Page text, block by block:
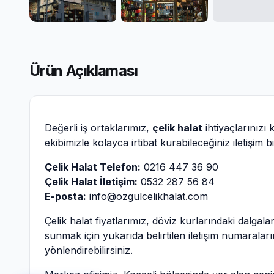
Ürün Açıklaması
Değerli iş ortaklarımız, çelik halat
ekibimizle kolayca irtibat kurabileceğiniz iletişim
Çelik Halat Telefon: 0216 447 36 90
Çelik Halat İletişim: 0532 287 56 84
E-posta: info@ozgulcelikhalat.com
Çelik halat fiyatlarımız, döviz kurlarındaki
sunmak için yukarıda belirtilen iletişim
yönlendirebilirsiniz.